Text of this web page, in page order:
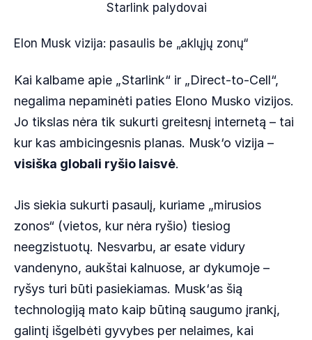
Starlink palydovai
Elon Musk vizija: pasaulis be „aklųjų zonų“
Kai kalbame apie „Starlink“ ir „Direct-to-Cell“,
negalima nepaminėti paties Elono Musko vizijos.
Jo tikslas nėra tik sukurti greitesnį internetą – tai
kur kas ambicingesnis planas. Musk‘o vizija –
visiška globali ryšio laisvė.
Jis siekia sukurti pasaulį, kuriame „mirusios
zonos“ (vietos, kur nėra ryšio) tiesiog
neegzistuotų. Nesvarbu, ar esate vidury
vandenyno, aukštai kalnuose, ar dykumoje –
ryšys turi būti pasiekiamas. Musk‘as šią
technologiją mato kaip būtiną saugumo įrankį,
galintį išgelbėti gyvybes per nelaimes, kai